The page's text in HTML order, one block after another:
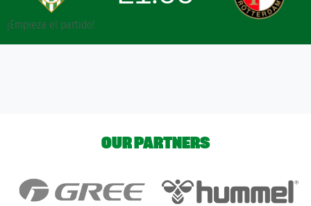
¡Empieza el partido!
OUR PARTNERS